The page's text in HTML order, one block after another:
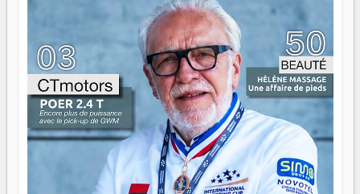
gouvernail, mais pour montrer où sont les récifs. Les jeunes
ont la force, les vieux ont l'expérience, comme on dit. Ce
n'est pas un combat de générations — c'est une question
d'équipage. Partagez vos réussites, mais aussi vos échecs.
Surtout vos échecs, d'ailleurs — ils enseignent mieux que
n'importe quel manuel. À Madagascar, la barque avance.
Il faut juste s'assurer que tout le monde rame dans le
même sens.